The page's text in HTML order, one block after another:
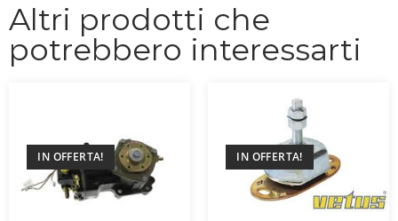
Altri prodotti che
potrebbero interessarti
IN OFFERTA! IN OFFERTA!